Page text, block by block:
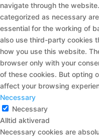
navigate through the
categorized as necessary
essential for the working of
also use third-party cookies
how you use this website.
browser only with your
of these cookies. But opting
affect your browsing
Necessary
Necessary
Alltid aktiverad
Necessary cookies are